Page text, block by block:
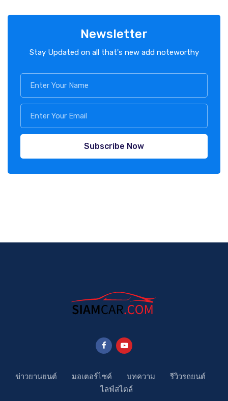
Newsletter
Stay Updated on all that's new add noteworthy
Subscribe Now
ข่าวยานยนต์ มอเตอร์ไซค์ บทความ
รีวิวรถยนต์
ไลฟ์สไตล์